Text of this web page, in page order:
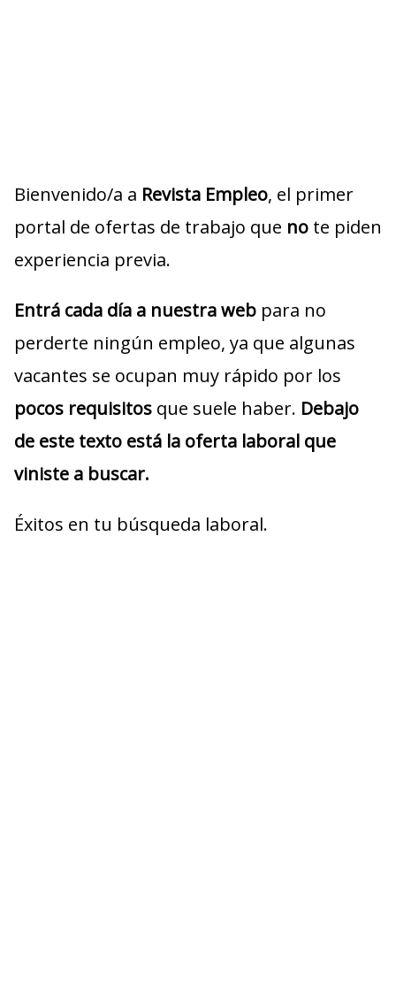
Bienvenido/a a Revista Empleo, el primer
portal de ofertas de trabajo que no te piden
experiencia previa.
Entrá cada día a nuestra web para no
perderte ningún empleo, ya que algunas
vacantes se ocupan muy rápido por los
pocos requisitos que suele haber. Debajo
de este texto está la oferta laboral que
viniste a buscar.
Éxitos en tu búsqueda laboral.